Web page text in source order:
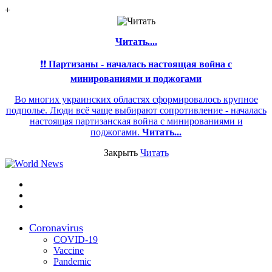
+
Читать....
❗❗ Партизаны - началась настоящая война с
минированиями и поджогами
Во многих украинских областях сформировалось крупное
подполье. Люди всё чаще выбирают сопротивление - началась
настоящая партизанская война с минированиями и
поджогами. Читать...
Закрыть Читать
Coronavirus
COVID-19
Vaccine
Pandemic